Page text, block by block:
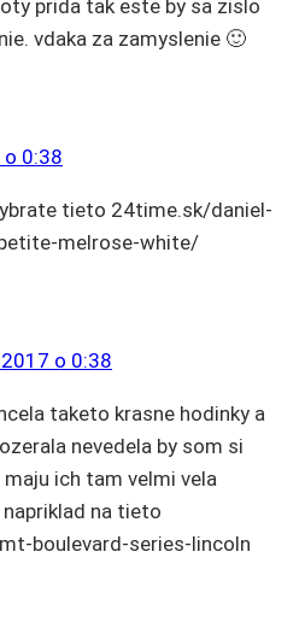
prida tak este by sa zislo
vdaka za zamyslenie 🙂
0:38
tieto 24time.sk/daniel-
melrose-white/
o 0:38
taketo krasne hodinky a
nevedela by som si
ich tam velmi vela
napriklad na tieto
boulevard-series-lincoln